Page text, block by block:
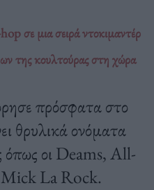
σε μια σειρά ντοκιμαντέρ
της κουλτούρας στη χώρα
πρόσφατα στο
θρυλικά ονόματα
όπως οι Deams, All-
Mick La Rock.